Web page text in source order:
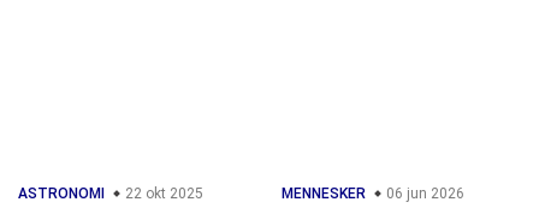
ASTRONOMI 22 okt 2025 MENNESKER 06 jun 2026